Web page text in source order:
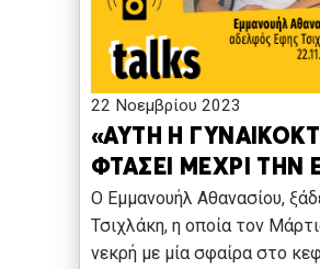
22 Νοεμβρίου 2023
«ΑΥΤΗ Η
ΦΤΑΣΕΙ ΜΕΧΡΙ ΤΗΝ
Ο Εμμανουήλ Αθανασίου,
Τσιχλάκη, η οποία τον
νεκρή με μία σφαίρα στο